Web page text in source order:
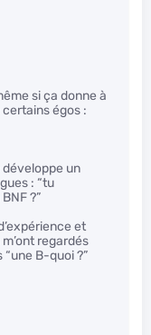
si ça donne à
égos :
développe un
: “tu
?”
et
regardés
B-quoi ?”